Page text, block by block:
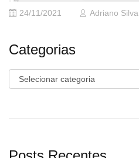
24/11/2021 Adriano Silva
Categorias
Categorias